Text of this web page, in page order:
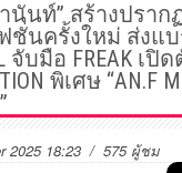
นันท์” สร้างปรา
ชั่นครั้งใหม่ ส่งแ
จับมือ FREAK เปิด
พิเศษ “AN.F
2025 18:23 / 575 ผู้ชม